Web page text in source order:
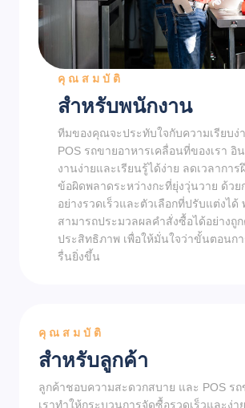
คุณสมบัติ
สำหรับพนักงาน
ทีมของคุณจะประทับใจกับความเรียบง่
POS รถขายอาหารเคลื่อนที่ของเรา อิ
งานง่ายและเรียนรู้ได้ง่าย ลดเวลากา
ข้อผิดพลาดระหว่างกะที่ยุ่งวุ่นวาย ด้วย
อย่างรวดเร็วและตัวเลือกที่ปรับแต่งได้
สามารถประมวลผลคำสั่งซื้อได้อย่างถู
ประสิทธิภาพ เพื่อให้มั่นใจว่าขั้นตอนก
รื่นยิ่งขึ้น
คุณสมบัติ
สำหรับลูกค้า
ลูกค้าชอบความสะดวกสบาย และ POS รถ
เราทำให้กระบวนการจัดซื้อรวดเร็วและง่